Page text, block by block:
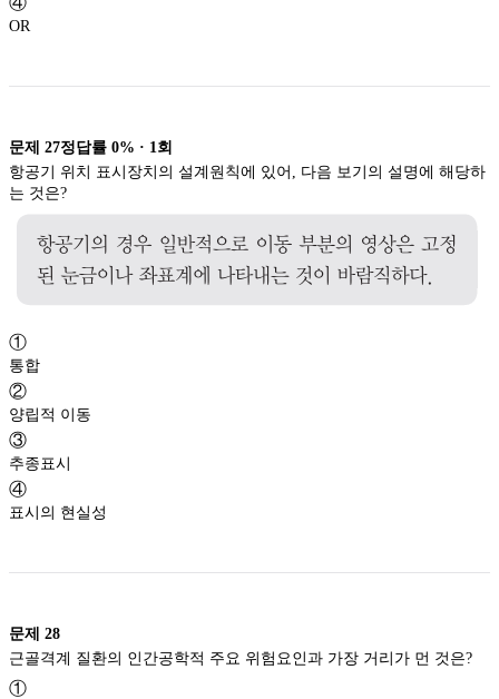
OR
문제 27정답률 0% · 1 회
항공기 위치 표시장치의 설계원칙에 있어, 다음 보기의 설명에 해당하
는 것은?
①
통합
②
양립적 이동
③
추종표시
④
표시의 현실성
문제 28
근골격계 질환의 인간공학적 주요 위험요인과 가장 거리가 먼 것은?
①